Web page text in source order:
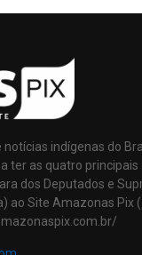
indígenas do
ter as quatro principais
dos Deputados e
ao Site Amazonas Pix